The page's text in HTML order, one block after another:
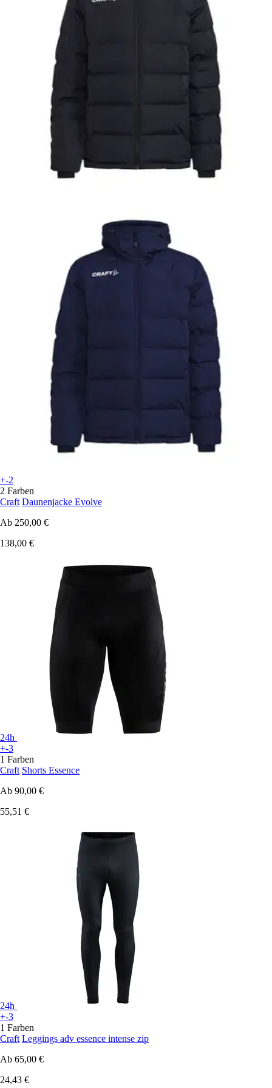
+-2
2 Farben
Craft Daunenjacke Evolve
Ab 250,00 €
138,00 €
24h
+-3
1 Farben
Craft Shorts Essence
Ab 90,00 €
55,51 €
24h
+-3
1 Farben
Craft Leggings adv essence intense zip
Ab 65,00 €
24,43 €